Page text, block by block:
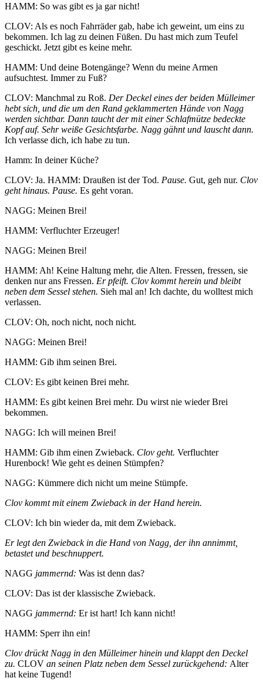
HAMM: So was gibt es ja gar nicht!
CLOV: Als es noch Fahrräder gab, habe ich geweint, um eins zu
bekommen. Ich lag zu deinen Füßen. Du hast mich zum Teufel
geschickt. Jetzt gibt es keine mehr.
HAMM: Und deine Botengänge? Wenn du meine Armen
aufsuchtest. Immer zu Fuß?
CLOV: Manchmal zu Roß. Der Deckel eines der beiden Mülleimer
hebt sich, und die um den Rand geklammerten Hände von Nagg
werden sichtbar. Dann taucht der mit einer Schlafmütze bedeckte
Kopf auf. Sehr weiße Gesichtsfarbe. Nagg gähnt und lauscht dann.
Ich verlasse dich, ich habe zu tun.
Hamm: In deiner Küche?
CLOV: Ja. HAMM: Draußen ist der Tod. Pause. Gut, geh nur. Clov
geht hinaus. Pause. Es geht voran.
NAGG: Meinen Brei!
HAMM: Verfluchter Erzeuger!
NAGG: Meinen Brei!
HAMM: Ah! Keine Haltung mehr, die Alten. Fressen, fressen, sie
denken nur ans Fressen. Er pfeift. Clov kommt herein und bleibt
neben dem Sessel stehen. Sieh mal an! Ich dachte, du wolltest mich
verlassen.
CLOV: Oh, noch nicht, noch nicht.
NAGG: Meinen Brei!
HAMM: Gib ihm seinen Brei.
CLOV: Es gibt keinen Brei mehr.
HAMM: Es gibt keinen Brei mehr. Du wirst nie wieder Brei
bekommen.
NAGG: Ich will meinen Brei!
HAMM: Gib ihm einen Zwieback. Clov geht. Verfluchter
Hurenbock! Wie geht es deinen Stümpfen?
NAGG: Kümmere dich nicht um meine Stümpfe.
Clov kommt mit einem Zwieback in der Hand herein.
CLOV: Ich bin wieder da, mit dem Zwieback.
Er legt den Zwieback in die Hand von Nagg, der ihn annimmt,
betastet und beschnuppert.
NAGG jammernd: Was ist denn das?
CLOV: Das ist der klassische Zwieback.
NAGG jammernd: Er ist hart! Ich kann nicht!
HAMM: Sperr ihn ein!
Clov drückt Nagg in den Mülleimer hinein und klappt den Deckel
zu. CLOV an seinen Platz neben dem Sessel zurückgehend: Alter
hat keine Tugend!